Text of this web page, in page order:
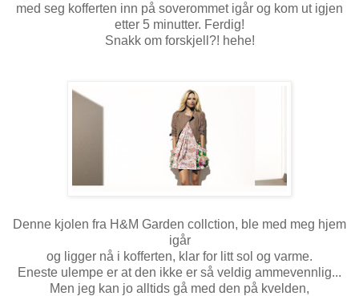
med seg kofferten inn på soverommet igår og kom ut igjen
etter 5 minutter. Ferdig!
Snakk om forskjell?! hehe!
Denne kjolen fra H&M Garden collction, ble med meg hjem
igår
og ligger nå i kofferten, klar for litt sol og varme.
Eneste ulempe er at den ikke er så veldig ammevennlig...
Men jeg kan jo alltids gå med den på kvelden,